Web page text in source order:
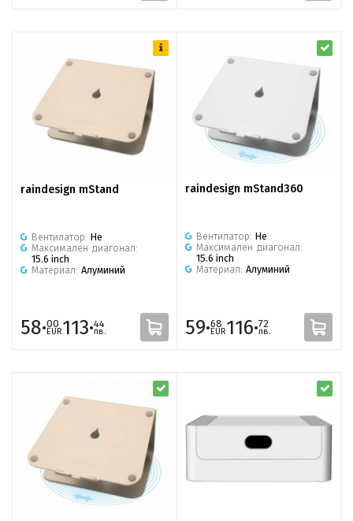
raindesign mStand
Вентилатор: Не
Максимален диагонал:
15.6 inch
Материал: Алуминий
58·00
EUR113·44
лв.
raindesign mStand360
Вентилатор: Не
Максимален диагонал:
15.6 inch
Материал: Алуминий
59·68
EUR116·72
лв.